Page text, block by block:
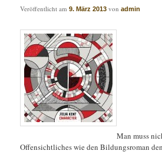
Veröffentlicht am9. März 2013 vonadmin
Man muss
Offensichtliches wie den Bildungsroman